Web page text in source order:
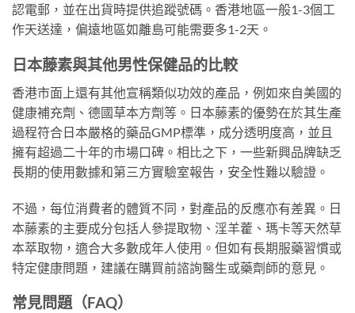
認電郵，並在出貨時提供追蹤號碼。香港地區一般1-3個工
作天送達，偏遠地區如離島可能需要多1-2天。
日本藤素與其他男性保健品的比較
香港市面上還有其他宣稱類似功效的產品，例如來自美國的
健康補充劑、德國草本方劑等。日本藤素的優勢在於其生產
過程符合日本嚴格的藥品GMP標準，成分透明度高，並且
擁有超過二十年的市場口碑。相比之下，一些新興品牌缺乏
長期的使用數據和第三方實驗室報告，安全性難以驗證。
不過，每位消費者的體質不同，對產品的反應亦有差異。日
本藤素的主要成分包括人參提取物、淫羊藿、瑪卡等天然草
本萃取物，適合大多數成年人使用。但如有長期服藥習慣或
特定健康問題，建議在購買前諮詢醫生或藥劑師的意見。
常見問題（FAQ）